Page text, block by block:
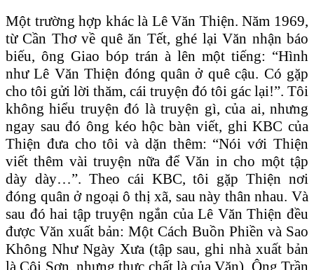
Một trường hợp khác là Lê Văn Thiện. Năm 1969,
từ Cần Thơ về quê ăn Tết, ghé lại Văn nhận báo
biếu, ông Giao bóp trán à lên một tiếng: “Hình
như Lê Văn Thiện đóng quân ở quê cậu. Có gặp
cho tôi gửi lời thăm, cái truyện đó tôi gác lại!”. Tôi
không hiểu truyện đó là truyện gì, của ai, nhưng
ngay sau đó ông kéo hộc bàn viết, ghi KBC của
Thiện đưa cho tôi và dặn thêm: “Nói với Thiện
viết thêm vài truyện nữa để Văn in cho một tập
dày dày…”. Theo cái KBC, tôi gặp Thiện nơi
đóng quân ở ngoại ô thị xã, sau này thân nhau. Và
sau đó hai tập truyện ngắn của Lê Văn Thiện đều
được Văn xuất bản: Một Cách Buồn Phiền và Sao
Không Như Ngày Xưa (tập sau, ghi nhà xuất bản
là Côi Sơn, nhưng thực chất là của Văn). Ông Trần